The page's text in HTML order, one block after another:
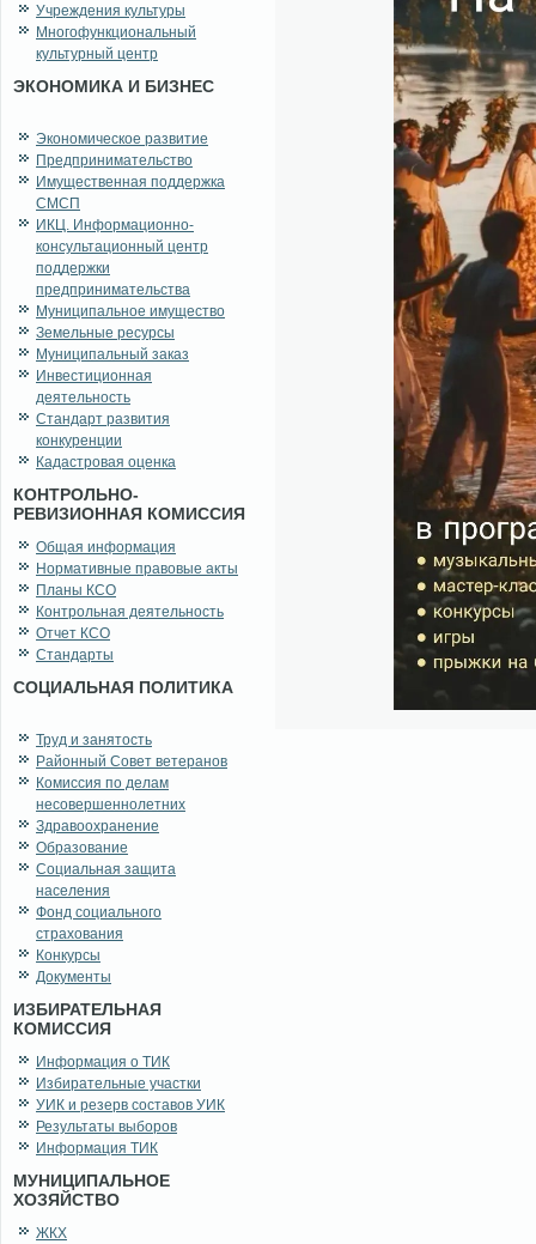
Учреждения культуры
Многофункциональный
культурный центр
ЭКОНОМИКА И БИЗНЕС
Экономическое развитие
Предпринимательство
Имущественная поддержка
СМСП
ИКЦ. Информационно-
консультационный центр
поддержки
предпринимательства
Муниципальное имущество
Земельные ресурсы
Муниципальный заказ
Инвестиционная
деятельность
Стандарт развития
конкуренции
Кадастровая оценка
КОНТРОЛЬНО-
РЕВИЗИОННАЯ КОМИССИЯ
Общая информация
Нормативные правовые акты
Планы КСО
Контрольная деятельность
Отчет КСО
Стандарты
СОЦИАЛЬНАЯ ПОЛИТИКА
Труд и занятость
Районный Совет ветеранов
Комиссия по делам
несовершеннолетних
Здравоохранение
Образование
Социальная защита
населения
Фонд социального
страхования
Конкурсы
Документы
ИЗБИРАТЕЛЬНАЯ
КОМИССИЯ
Информация о ТИК
Избирательные участки
УИК и резерв составов УИК
Результаты выборов
Информация ТИК
МУНИЦИПАЛЬНОЕ
ХОЗЯЙСТВО
ЖКХ